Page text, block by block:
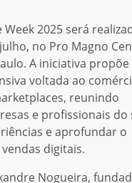
Week 2025 será
no Pro Magno
A iniciativa
voltada ao
reunindo
e profissionais
e aprofundar o
digitais.
Nogueira,